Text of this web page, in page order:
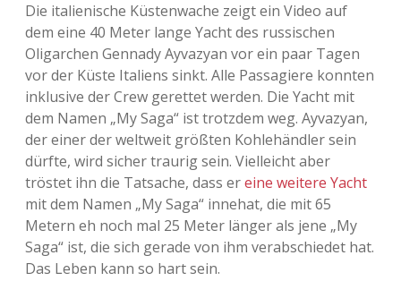
Kopfkinomusik
Nur mal so
Täglicher Sinnwahn
Visuelles
Wandnotizen
Adventskalender 2010
Adventskalender 2011
Adventskalender 2012
Adventskalender 2013
Adventskalender 2014
Adventskalender 2015
Adventskalender 2016
facebook
instagram
rss soundcloud
vimeoBluesky
Die italienische Küstenwache zeigt ein Video auf
dem eine 40 Meter lange Yacht des russischen
Oligarchen Gennady Ayvazyan vor ein paar Tagen
vor der Küste Italiens sinkt. Alle Passagiere konnten
inklusive der Crew gerettet werden. Die Yacht mit
dem Namen „My Saga“ ist trotzdem weg. Ayvazyan,
der einer der weltweit größten Kohlehändler sein
dürfte, wird sicher traurig sein. Vielleicht aber
tröstet ihn die Tatsache, dass ereine weitere Yacht
mit dem Namen „My Saga“ innehat, die mit 65
Metern eh noch mal 25 Meter länger als jene „My
Saga“ ist, die sich gerade von ihm verabschiedet hat.
Das Leben kann so hart sein.